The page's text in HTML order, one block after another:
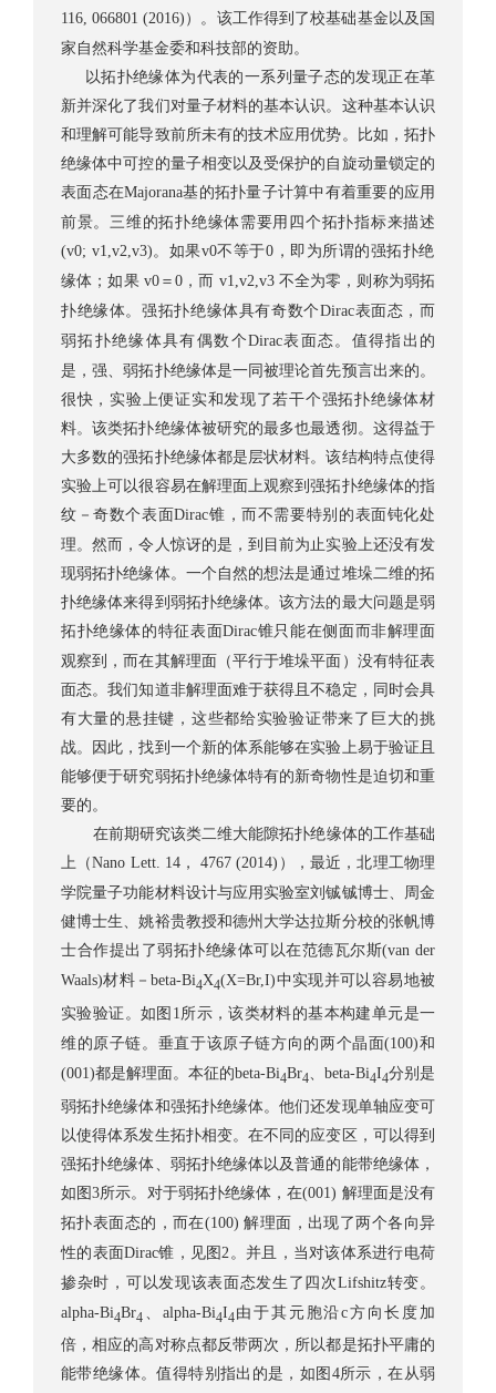
116, 066801 (2016) ）。该工作得到了校基础基金以及国
家自然科学基金委和科技部的资助。
以拓扑绝缘体为代表的一系列量子态的发现正在革
新并深化了我们对量子材料的基本认识。这种基本认识
和理解可能导致前所未有的技术应用优势。比如，拓扑
绝缘体中可控的量子相变以及受保护的自旋动量锁定的
表面态在Majorana基的拓扑量子计算中有着重要的应用
前景。三维的拓扑绝缘体需要用四个拓扑指标来描述
(v0; v1,v2,v3) 。如果v0不等于0，即为所谓的强拓扑绝
缘体；如果 v0＝0 ，而 v1,v2,v3 不全为零，则称为弱拓
扑绝缘体。强拓扑绝缘体具有奇数个Dirac表面态，而
弱拓扑绝缘体具有偶数个Dirac表面态。值得指出的
是，强、弱拓扑绝缘体是一同被理论首先预言出来的。
很快，实验上便证实和发现了若干个强拓扑绝缘体材
料。该类拓扑绝缘体被研究的最多也最透彻。这得益于
大多数的强拓扑绝缘体都是层状材料。该结构特点使得
实验上可以很容易在解理面上观察到强拓扑绝缘体的指
纹－奇数个表面Dirac锥，而不需要特别的表面钝化处
理。然而，令人惊讶的是，到目前为止实验上还没有发
现弱拓扑绝缘体。一个自然的想法是通过堆垛二维的拓
扑绝缘体来得到弱拓扑绝缘体。该方法的最大问题是弱
拓扑绝缘体的特征表面Dirac锥只能在侧面而非解理面
观察到，而在其解理面（平行于堆垛平面）没有特征表
面态。我们知道非解理面难于获得且不稳定，同时会具
有大量的悬挂键，这些都给实验验证带来了巨大的挑
战。因此，找到一个新的体系能够在实验上易于验证且
能够便于研究弱拓扑绝缘体特有的新奇物性是迫切和重
要的。
在前期研究该类二维大能隙拓扑绝缘体的工作基础
上（Nano Lett. 14， 4767 (2014) ），最近，北理工物理
学院量子功能材料设计与应用实验室刘铖铖博士、周金
健博士生、姚裕贵教授和德州大学达拉斯分校的张帆博
士合作提出了弱拓扑绝缘体可以在范德瓦尔斯(van der
Waals)材料－beta-Bi4X4(X=Br,I)中实现并可以容易地被
实验验证。如图 1 所示，该类材料的基本构建单元是一
维的原子链。垂直于该原子链方向的两个晶面(100)和
(001)都是解理面。本征的beta-Bi4Br4 beta-Bi4I4分别是
弱拓扑绝缘体和强拓扑绝缘体。他们还发现单轴应变可
以使得体系发生拓扑相变。在不同的应变区，可以得到
强拓扑绝缘体、弱拓扑绝缘体以及普通的能带绝缘体，
如图3所示。对于弱拓扑绝缘体，在(001) 解理面是没有
拓扑表面态的，而在(100)解理面，出现了两个各向异
性的表面Dirac锥，见图 2 。并且，当对该体系进行电荷
掺杂时，可以发现该表面态发生了四次Lifshitz转变。
alpha-Bi4Br4 alpha-Bi4I4由于其元胞沿c方向长度加
倍，相应的高对称点都反带两次，所以都是拓扑平庸的
能带绝缘体。值得特别指出的是，如图 4所示，在从弱